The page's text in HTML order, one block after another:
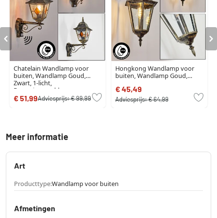
Chatelain Wandlamp voor
buiten, Wandlamp Goud,
Zwart, 1-licht,
Bewegingsmelder
€ 51,99Adviesprijs:€ 99,99
Hongkong Wandlamp voor
buiten, Wandlamp Goud,
€ 45,49
Adviesprijs:€ 64,99
Meer informatie
Art
Producttype:Wandlamp voor buiten
Afmetingen